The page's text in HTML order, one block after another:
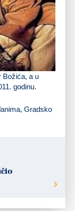
Božića, a u
godinu.
Gradsko